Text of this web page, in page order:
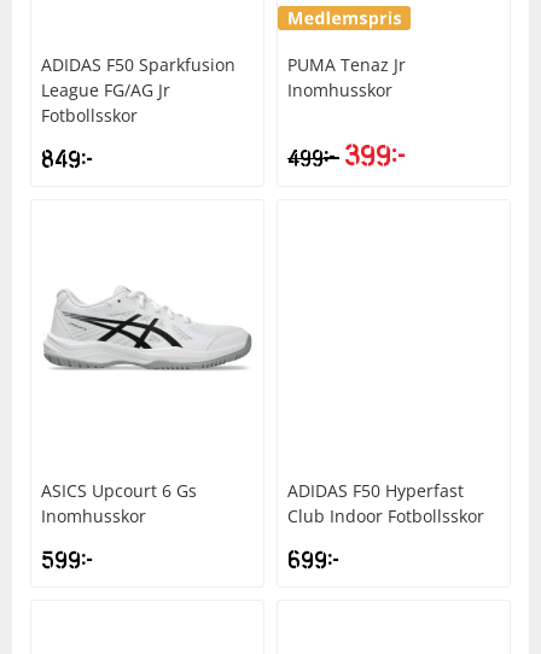
ADIDAS F50 Sparkfusion
League FG/AG Jr
Fotbollsskor
849kr
PUMA Tenaz Jr
Inomhusskor
499kr 399kr
ASICS Upcourt 6 Gs
Inomhusskor
599kr
ADIDAS F50 Hyperfast
Club Indoor Fotbollsskor
699kr